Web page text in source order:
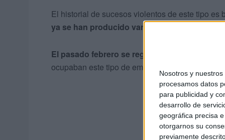
Nosotros y nuestros
procesamos datos
para publicidad y
desarrollo de
geográfica precisa
otorgarnos su
previamente
El historial de sucesos violentos de este tipo es
ya se han producido varias muertes
El pasado febrero se registraron
ocupaban este tipo de embarcaciones usadas